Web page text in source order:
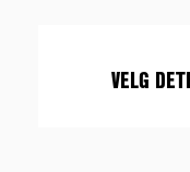
VELG